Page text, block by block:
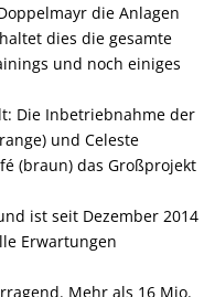
die Anlagen
dies die gesamte
und noch einiges
Die Inbetriebnahme der
und Celeste
(braun) das Großprojekt
ist seit Dezember 2014
Erwartungen
Mehr als 16 Mio.